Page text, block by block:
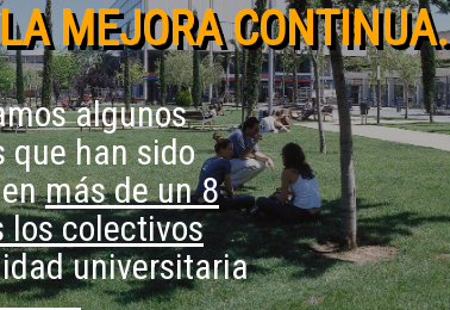
MEJORA CONTINUA.
algunos
que han sido
enmás de un 8
los colectivos
universitaria